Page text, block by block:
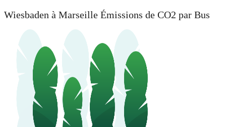
Wiesbaden à Marseille Émissions de CO2 par Bus